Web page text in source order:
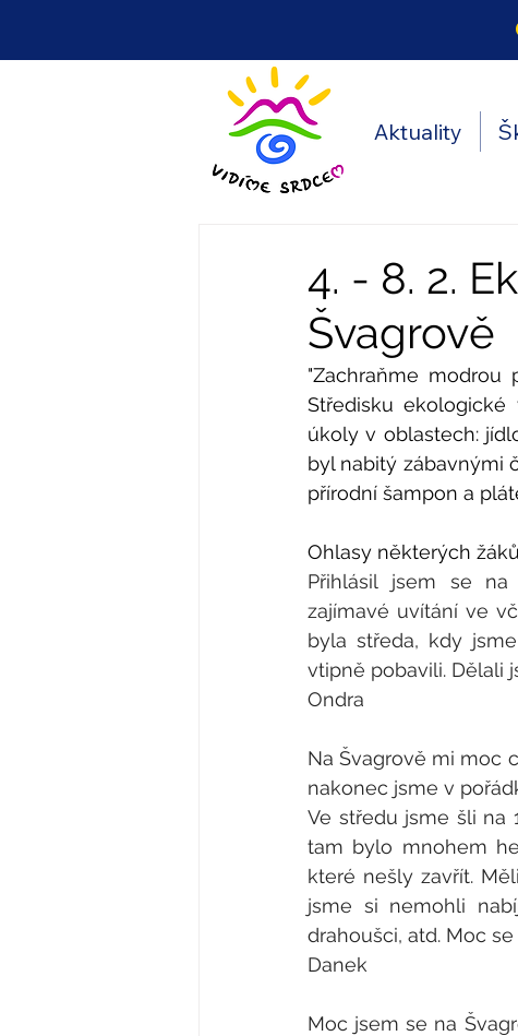
Aktuality
4. - 8. 2.
Švagrově
"Zachraňme
Středisku
úkoly v oblastech:
byl nabitý zábavnými
přírodní šampon a
Ohlasy některých
Přihlásil jsem se na
zajímavé uvítání ve
byla středa, kdy
vtipně pobavili. Dělali
Ondra
Na Švagrově mi moc
nakonec jsme v
Ve středu jsme šli na
tam bylo mnohem
které nešly zavřít.
jsme si nemohli
drahoušci, atd. Moc
Danek
Moc jsem se na